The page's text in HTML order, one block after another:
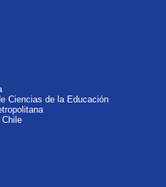
Ciencias de la Educación